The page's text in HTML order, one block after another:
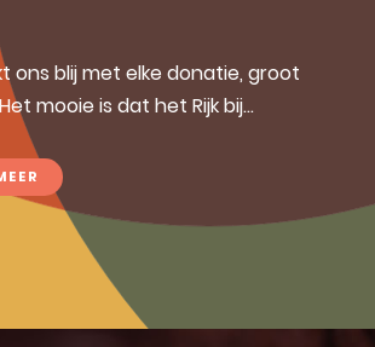
ons blij met elke donatie, groot
mooie is dat het Rijk bij...